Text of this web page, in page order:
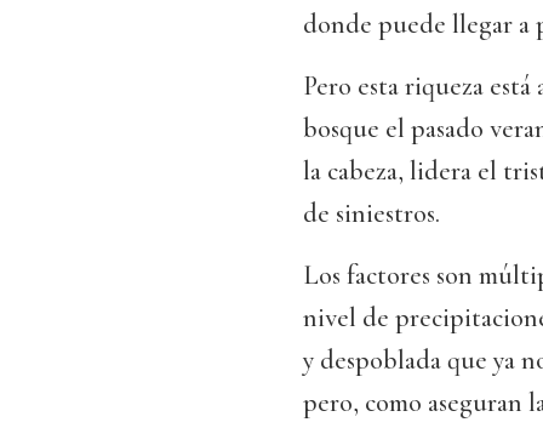
donde puede llegar a
Pero esta riqueza
bosque el pasado
la cabeza, lidera el
de siniestros.
Los factores son
nivel de
y despoblada que ya
pero, como aseguran